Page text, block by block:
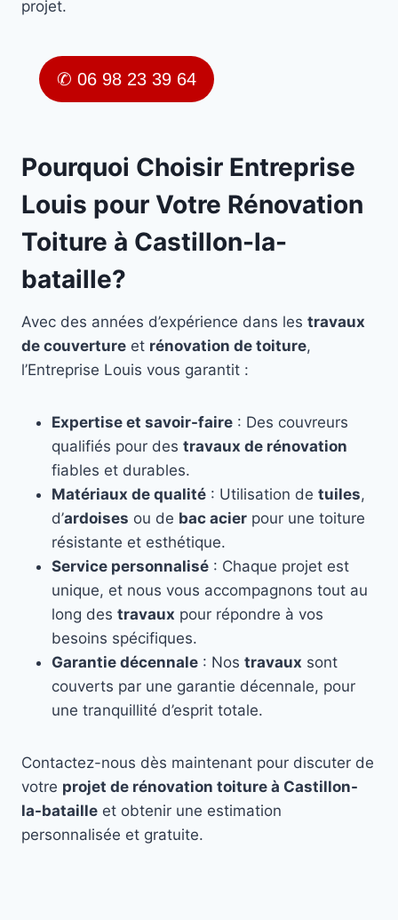
projet.
✆ 06 98 23 39 64
Pourquoi Choisir Entreprise
Louis pour Votre Rénovation
Toiture à Castillon-la-
bataille?
Avec des années d’expérience dans les travaux
de couverture et rénovation de toiture,
l’Entreprise Louis vous garantit :
Expertise et savoir-faire : Des couvreurs
qualifiés pour des travaux de rénovation
fiables et durables.
Matériaux de qualité : Utilisation de tuiles,
d’ardoises ou de bac acier pour une toiture
résistante et esthétique.
Service personnalisé : Chaque projet est
unique, et nous vous accompagnons tout au
long des travaux pour répondre à vos
besoins spécifiques.
Garantie décennale : Nos travaux sont
couverts par une garantie décennale, pour
une tranquillité d’esprit totale.
Contactez-nous dès maintenant pour discuter de
votre projet de rénovation toiture à Castillon-
la-bataille et obtenir une estimation
personnalisée et gratuite.